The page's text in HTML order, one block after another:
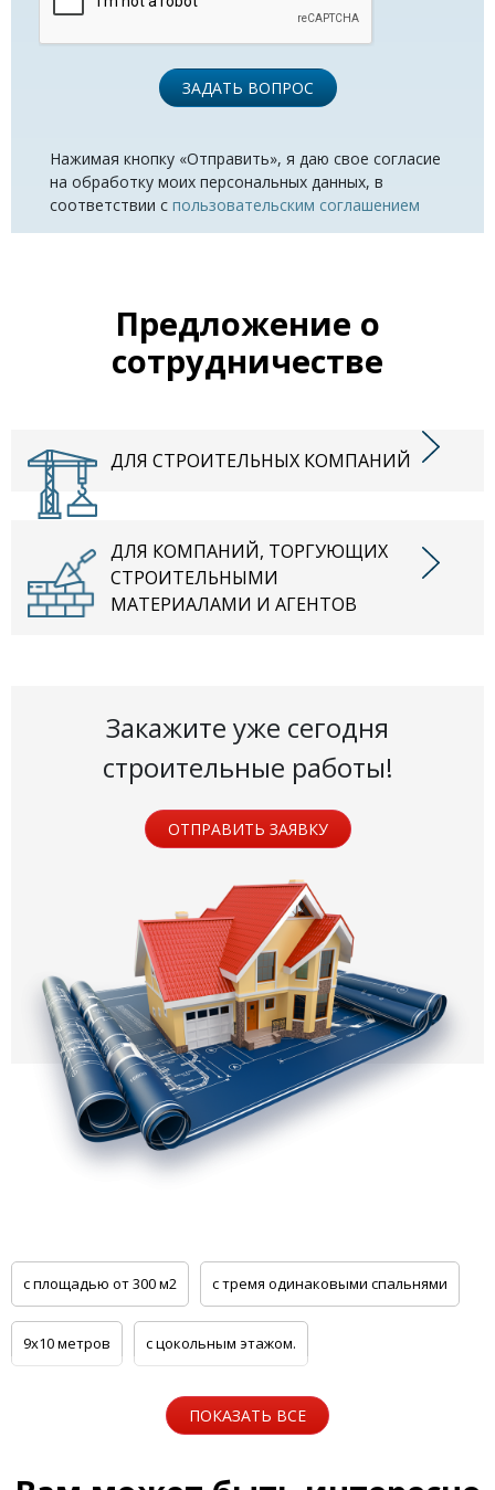
ЗАДАТЬ ВОПРОС
Нажимая кнопку «Отправить», я даю свое согласие
на обработку моих персональных данных, в
соответствии с пользовательским соглашением
Предложение о
сотрудничестве
ДЛЯ СТРОИТЕЛЬНЫХ КОМПАНИЙ
ДЛЯ КОМПАНИЙ, ТОРГУЮЩИХ
СТРОИТЕЛЬНЫМИ
МАТЕРИАЛАМИ И АГЕНТОВ
Закажите уже сегодня
строительные работы!
ОТПРАВИТЬ ЗАЯВКУ
с площадью от 300 м2 с тремя одинаковыми спальнями
9x10 метров с цокольным этажом.
из кирпича Рустика Гранит 43 (Керамейя)
ПОКАЗАТЬ ВСЕ